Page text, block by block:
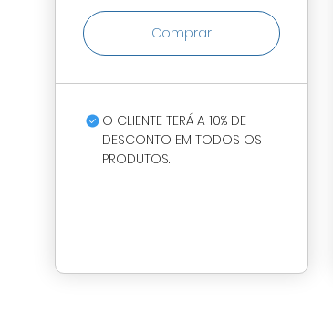
Comprar
O CLIENTE TERÁ A 10% DE
DESCONTO EM TODOS OS
PRODUTOS.